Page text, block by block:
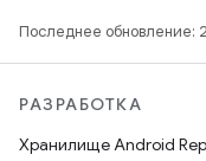
Последнее обновление:
РАЗРАБОТКА
Хранилище Android